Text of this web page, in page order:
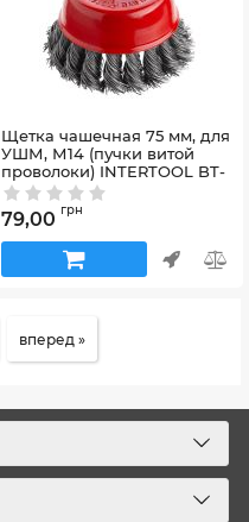
Щетка чашечная 75 мм, для
УШМ, М14 (пучки витой
проволоки) INTERTOOL BT-
2075
Артикул: BT-2075
79,00 грн
вперед »